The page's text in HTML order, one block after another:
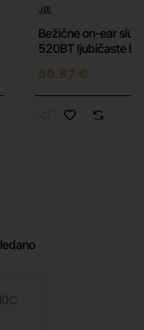
JBL
Bežične on-ear
520BT ljubičaste
50.87 €